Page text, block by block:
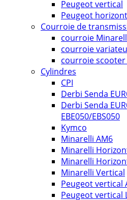
Peugeot vertical
Peugeot
Courroie de
courroie
courroie
courroie scooter
Cylindres
CPI
Derbi Senda
Derbi Senda
EBE050/EBS050
Kymco
Minarelli AM6
Minarelli
Minarelli
Minarelli Vertical
Peugeot vertical
Peugeot vertical